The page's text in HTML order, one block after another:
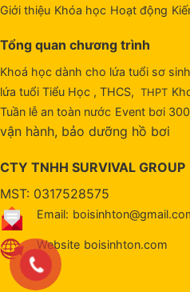
Giới thiệu Khóa học Hoạt động
Tổng quan chương trình
Khoá học dành cho lứa tuổi sơ
lứa tuổi Tiểu Học , THCS, THPT
Tuần lễ an toàn nước Event bơi
vận hành, bảo dưỡng hồ bơi
CTY TNHH SURVIVAL GROUP
MST: 0317528575
Email:
Website boisinhton.com